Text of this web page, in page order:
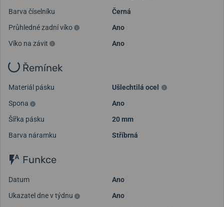
Barva číselníku
Černá
Průhledné zadní víko
Ano
Víko na závit
Ano
Řemínek
Materiál pásku
Ušlechtilá ocel
Spona
Ano
Šířka pásku
20 mm
Barva náramku
Stříbrná
Funkce
Datum
Ano
Ukazatel dne v týdnu
Ano